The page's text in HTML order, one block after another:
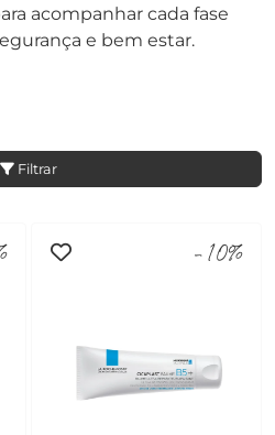
acompanhar cada fase
e bem estar.
Filtrar
-10%